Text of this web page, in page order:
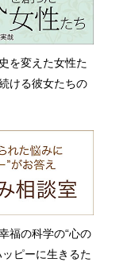
を変えた女性た
ける彼女たちの
福の科学の“心の
ピーに生きるた